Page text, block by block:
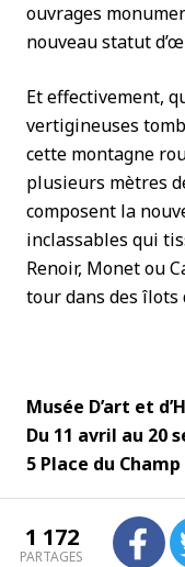
ouvrages
nouveau statut
Et effectivement,
vertigineuses
cette montagne
plusieurs mètres
composent la
inclassables qui
Renoir, Monet ou
tour dans des
Musée D’art et
Du 11 avril au 20
5 Place du
1 172
PARTAGES